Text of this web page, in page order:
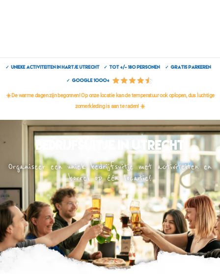
✓ Unieke activiteiten in hartje Utrecht ✓ Tot +/- 180 personen ✓ Gratis parkeren
✓ Google 1000+
☀️ De warme dagen zijn begonnen! Op onze locatie kan de temperatuur ook oplopen, dus luchtige
zomerkleding is aan te raden! ☀️
Bedrijfsuitje in Utrecht
Organiseer een uniek bedrijfsuitje met activiteiten en
borrel op één locatie!